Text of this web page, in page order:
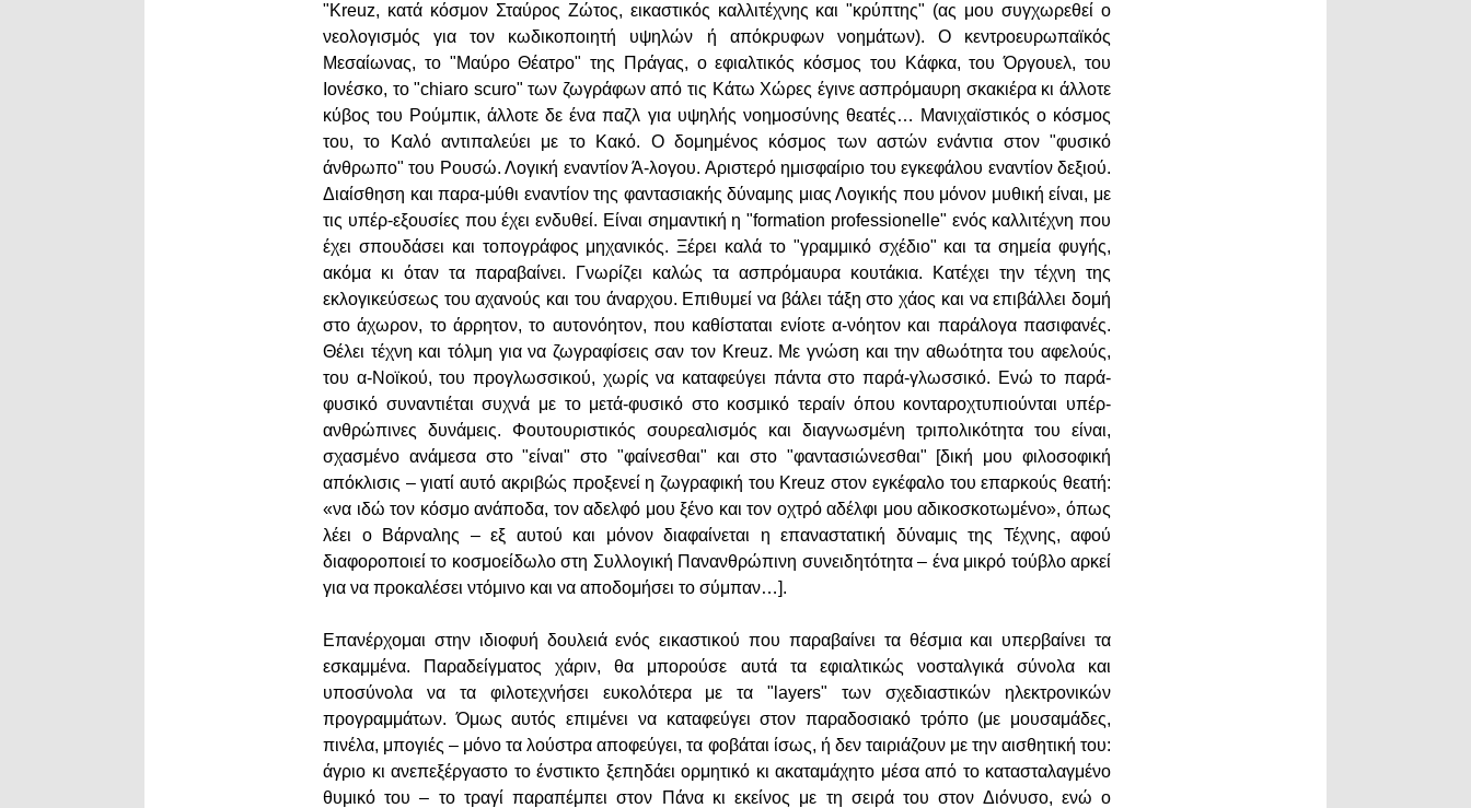
"Kreuz, κατά κόσμον Σταύρος Ζώτος, εικαστικός καλλιτέχνης και "κρύπτης" (ας μου συγχωρεθεί ο
νεολογισμός για τον κωδικοποιητή υψηλών ή απόκρυφων νοημάτων). Ο κεντροευρωπαϊκός
Μεσαίωνας, το "Μαύρο Θέατρο" της Πράγας, ο εφιαλτικός κόσμος του Κάφκα, του Όργουελ, του
Ιονέσκο, το "chiaro scuro" των ζωγράφων από τις Κάτω Χώρες έγινε ασπρόμαυρη σκακιέρα κι άλλοτε
κύβος του Ρούμπικ, άλλοτε δε ένα παζλ για υψηλής νοημοσύνης θεατές… Μανιχαϊστικός ο κόσμος
του, το Καλό αντιπαλεύει με το Κακό. Ο δομημένος κόσμος των αστών ενάντια στον "φυσικό
άνθρωπο" του Ρουσώ. Λογική εναντίον Ά-λογου. Αριστερό ημισφαίριο του εγκεφάλου εναντίον δεξιού.
Διαίσθηση και παρα-μύθι εναντίον της φαντασιακής δύναμης μιας Λογικής που μόνον μυθική είναι, με
τις υπέρ-εξουσίες που έχει ενδυθεί. Είναι σημαντική η "formation professionelle" ενός καλλιτέχνη που
έχει σπουδάσει και τοπογράφος μηχανικός. Ξέρει καλά το "γραμμικό σχέδιο" και τα σημεία φυγής,
ακόμα κι όταν τα παραβαίνει. Γνωρίζει καλώς τα ασπρόμαυρα κουτάκια. Κατέχει την τέχνη της
εκλογικεύσεως του αχανούς και του άναρχου. Επιθυμεί να βάλει τάξη στο χάος και να επιβάλλει δομή
στο άχωρον, το άρρητον, το αυτονόητον, που καθίσταται ενίοτε α-νόητον και παράλογα πασιφανές.
Θέλει τέχνη και τόλμη για να ζωγραφίσεις σαν τον Kreuz. Με γνώση και την αθωότητα του αφελούς,
του α-Νοϊκού, του προγλωσσικού, χωρίς να καταφεύγει πάντα στο παρά-γλωσσικό. Ενώ τo παρά-
φυσικό συναντιέται συχνά με το μετά-φυσικό στο κοσμικό τεραίν όπου κονταροχτυπιούνται υπέρ-
ανθρώπινες δυνάμεις. Φουτουριστικός σουρεαλισμός και διαγνωσμένη τριπολικότητα του είναι,
σχασμένο ανάμεσα στο "είναι" στο "φαίνεσθαι" και στο "φαντασιώνεσθαι" [δική μου φιλοσοφική
απόκλισις – γιατί αυτό ακριβώς προξενεί η ζωγραφική του Kreuz στον εγκέφαλο του επαρκούς θεατή:
«να ιδώ τον κόσμο ανάποδα, τον αδελφό μου ξένο και τον οχτρό αδέλφι μου αδικοσκοτωμένο», όπως
λέει ο Βάρναλης – εξ αυτού και μόνον διαφαίνεται η επαναστατική δύναμις της Τέχνης, αφού
διαφοροποιεί το κοσμοείδωλο στη Συλλογική Πανανθρώπινη συνειδητότητα – ένα μικρό τούβλο αρκεί
για να προκαλέσει ντόμινο και να αποδομήσει το σύμπαν…].
Επανέρχομαι στην ιδιοφυή δουλειά ενός εικαστικού που παραβαίνει τα θέσμια και υπερβαίνει τα
εσκαμμένα. Παραδείγματος χάριν, θα μπορούσε αυτά τα εφιαλτικώς νοσταλγικά σύνολα και
υποσύνολα να τα φιλοτεχνήσει ευκολότερα με τα "layers" των σχεδιαστικών ηλεκτρονικών
προγραμμάτων. Όμως αυτός επιμένει να καταφεύγει στον παραδοσιακό τρόπο (με μουσαμάδες,
πινέλα, μπογιές – μόνο τα λούστρα αποφεύγει, τα φοβάται ίσως, ή δεν ταιριάζουν με την αισθητική του:
άγριο κι ανεπεξέργαστο το ένστικτο ξεπηδάει ορμητικό κι ακαταμάχητο μέσα από το κατασταλαγμένο
θυμικό του – το τραγί παραπέμπει στον Πάνα κι εκείνος με τη σειρά του στον Διόνυσο, ενώ ο